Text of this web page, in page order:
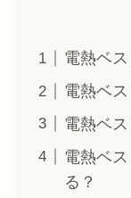
電熱ベ
電熱ベス
電熱ベ
電熱ベ
る？